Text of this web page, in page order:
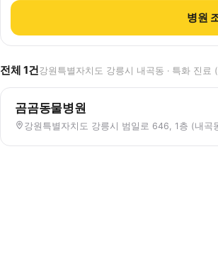
병원
전체 1건강원특별자치도 강릉시 내곡동 · 특화 진료
곰곰동물병원
강원특별자치도 강릉시 범일로 646, 1층 (내곡